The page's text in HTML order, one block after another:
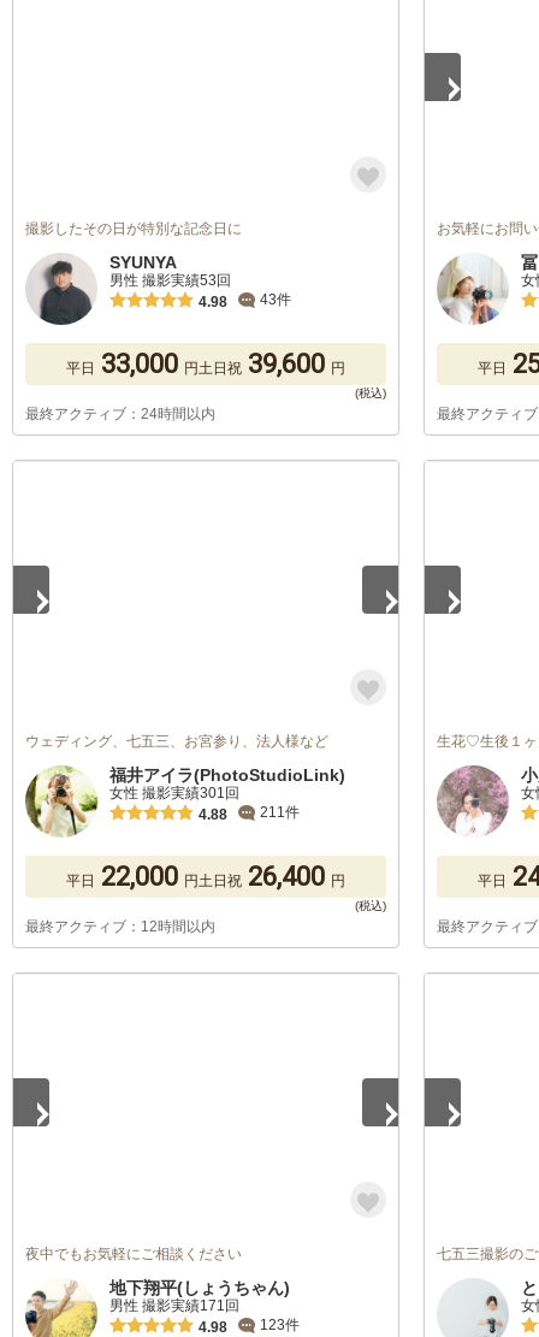
撮影したその日が特別な記念日に
SYUNYA
男性 撮影実績53回
4.98
43件
平日 33,000 円土日祝 39,600 円
最終アクティブ：24時間以内
お気軽にお問
女
平日
最終アクティ
ウェディング、七五三、お宮参り、法人様など
福井アイラ(PhotoStudioLink)
女性 撮影実績301回
4.88
211件
平日 22,000 円土日祝 26,400 円
最終アクティブ：12時間以内
生花♡生後１
女
平日
最終アクティ
夜中でもお気軽にご相談ください
地下翔平(しょうちゃん)
男性 撮影実績171回
4.98
123件
七五三撮影の
女